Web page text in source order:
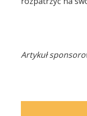
Artykuł